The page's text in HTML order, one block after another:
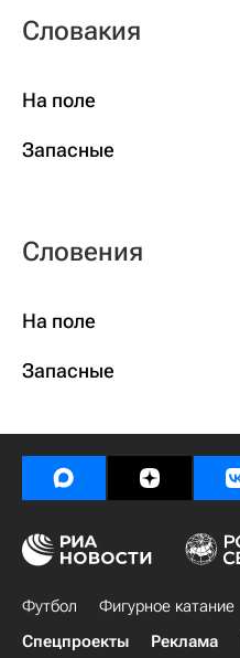
Словакия
На поле
Запасные
Словения
На поле
Запасные
Футбол Фигурное катание
Спецпроекты
Реклама